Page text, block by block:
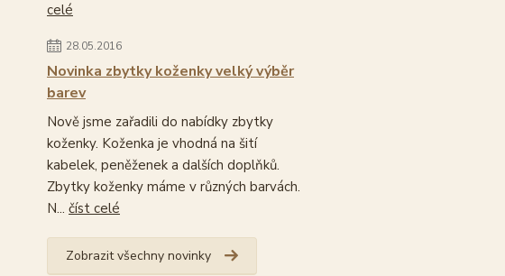
celé
28.05.2016
Novinka zbytky koženky velký výběr
barev
Nově jsme zařadili do nabídky zbytky
koženky. Koženka je vhodná na šití
kabelek, peněženek a dalších doplňků.
Zbytky koženky máme v různých barvách.
N... číst celé
Zobrazit všechny novinky